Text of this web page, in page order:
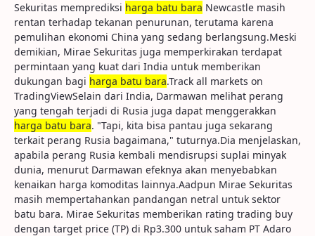
Sekuritas memprediksi harga batu bara Newcastle masih
rentan terhadap tekanan penurunan, terutama karena
pemulihan ekonomi China yang sedang berlangsung.Meski
demikian, Mirae Sekuritas juga memperkirakan terdapat
permintaan yang kuat dari India untuk memberikan
dukungan bagi harga batu bara.Track all markets on
TradingViewSelain dari India, Darmawan melihat perang
yang tengah terjadi di Rusia juga dapat menggerakkan
harga batu bara. "Tapi, kita bisa pantau juga sekarang
terkait perang Rusia bagaimana," tuturnya.Dia menjelaskan,
apabila perang Rusia kembali mendisrupsi suplai minyak
dunia, menurut Darmawan efeknya akan menyebabkan
kenaikan harga komoditas lainnya.Aadpun Mirae Sekuritas
masih mempertahankan pandangan netral untuk sektor
batu bara. Mirae Sekuritas memberikan rating trading buy
dengan target price (TP) di Rp3.300 untuk saham PT Adaro